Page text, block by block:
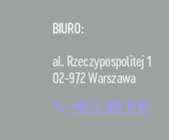
BIURO:
al. Rzeczypospolitej 1
02-972 Warszawa
+48 22 308 14 91